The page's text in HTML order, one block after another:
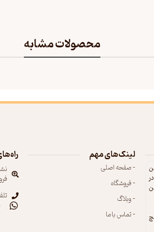
محصولات مشابه
لینک‌های مهم
- صفحه اصلی
- فروشگاه
- وبلاگ
- تماس با ما
تلفن: